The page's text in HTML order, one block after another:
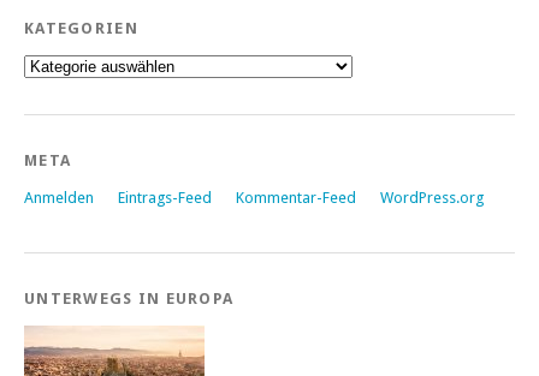
KATEGORIEN
Kategorien
META
Anmelden Eintrags-Feed Kommentar-Feed WordPress.org
UNTERWEGS IN EUROPA